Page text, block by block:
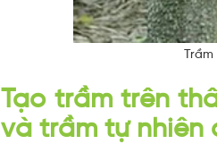
Tạo trầm trên
và trầm tự nhiên